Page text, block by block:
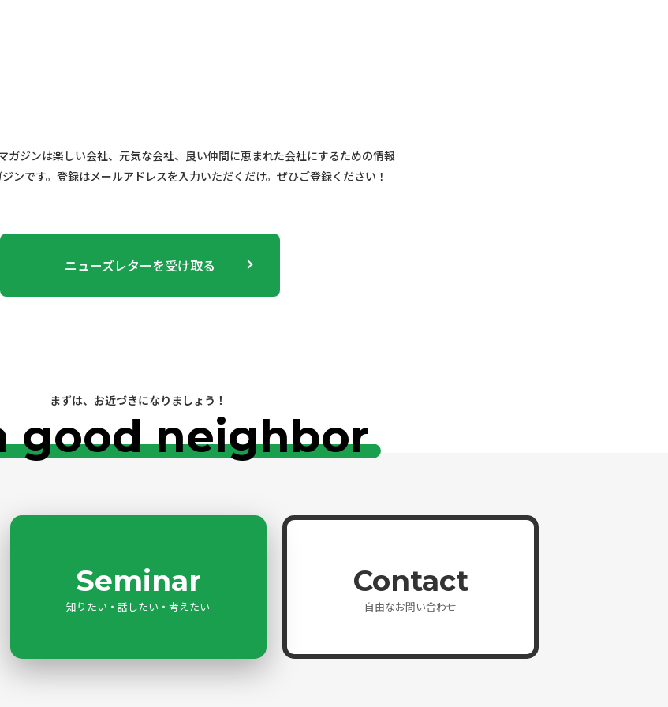
ガジンは楽しい会社、元気な会社、良い仲間に恵まれた会社にするための情報
ンです。登録はメールアドレスを入力いただくだけ。ぜひご登録ください！
ニューズレターを受け取る
まずは、お近づきになりましょう！
good neighbor
Seminar
知りたい・話したい・考えたい
Contact
自由なお問い合わせ